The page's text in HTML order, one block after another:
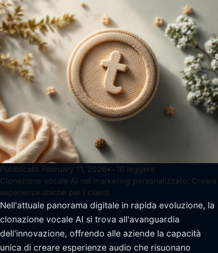
Pubblicato February 11, 2026• ~10 leggere
Clonazione vocale AI nel marketing personalizzato: Creare
esperienze uniche per i clienti
Nell'attuale panorama digitale in rapida evoluzione, la
clonazione vocale AI si trova all'avanguardia
dell'innovazione, offrendo alle aziende la capacità
unica di creare esperienze audio che risuonano